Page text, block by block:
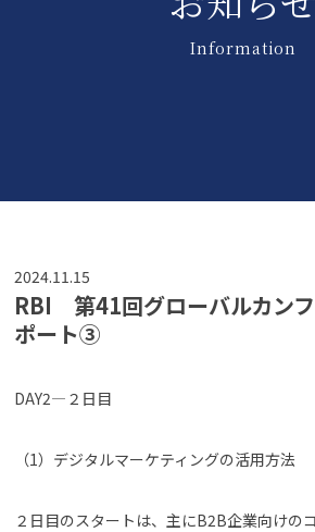
Information
2024.11.15
RBI 第41回グローバルカン
ポート③
DAY2―２日目
（1）デジタルマーケティングの活用方法
２日目のスタートは、主にB2B企業向けの